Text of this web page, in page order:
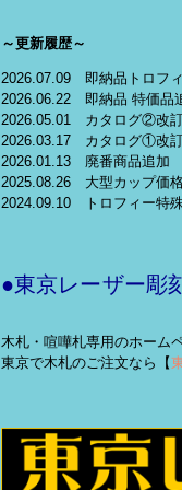
～更新履歴～
2026.07.09 即納品トロフ
2026.06.22 即納品 特価品
2026.05.01 カタログ②改
2026.03.17 カタログ①改
2026.01.13 廃番商品追加
2025.08.26 大型カップ価
2024.09.10 トロフィー特
●東京レーザー彫
木札・喧嘩札専用のホーム
東京で木札のご注文なら【